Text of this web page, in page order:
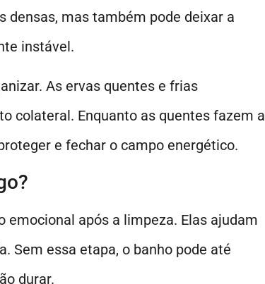
densas, mas também pode deixar a
instável.
As ervas quentes e frias
colateral. Enquanto as quentes fazem a
e fechar o campo energético.
emocional após a limpeza. Elas ajudam
Sem essa etapa, o banho pode até
durar.